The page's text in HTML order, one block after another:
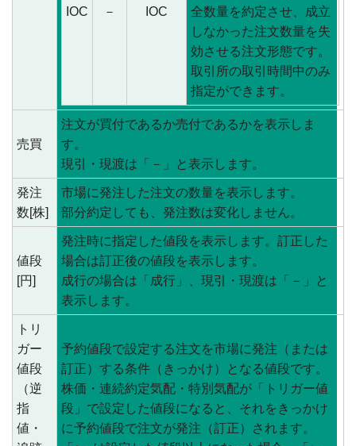
IOC － IOC
全数量を約定させ、成立
しなかった注文数量を失
効させる注文形態です。
取引所の取引時間中のみ
指定ができます。
売買
注文が買付であるか売付であるかを表示しま
す。
現引・現渡は「－」と表示します。
発注
数[株]
市場に発注した注文の数量を表示します。
部分約定しても、発注数は変化しません。
値段
[円]
発注時に指定した値段を表示します。訂正した
場合は訂正後の値段を表示します。
成行の場合は「成行」、現引・現渡は「－」と
表示します。
トリ
ガー
値段
（逆
指
値・
予約値段で設定する注文を市場に発注（または
訂正）する条件（きっかけ）となる値段です。
株価・連続約定気配・特別気配が「トリガー値
段」で設定した値段になると、それをきっかけ
に予約値段で注文が発注（訂正）されます。